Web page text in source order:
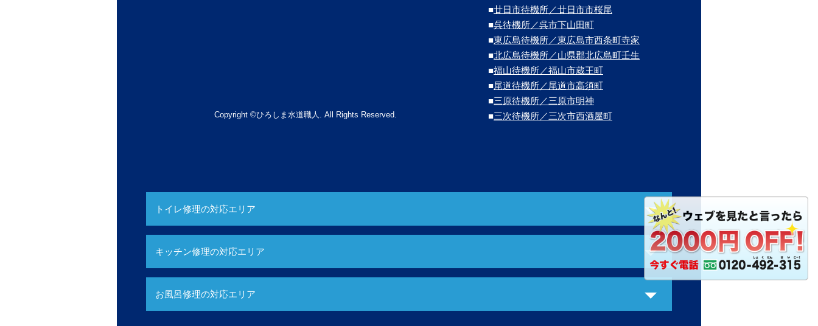
■廿日市待機所／廿日市市桜尾
■呉待機所／呉市下山田町
■東広島待機所／東広島市西条町寺家
■北広島待機所／山県郡北広島町壬生
■福山待機所／福山市蔵王町
■尾道待機所／尾道市高須町
■三原待機所／三原市明神
■三次待機所／三次市西酒屋町
Copyright ©ひろしま水道職人. All Rights Reserved.
トイレ修理の対応エリア
キッチン修理の対応エリア
お風呂修理の対応エリア